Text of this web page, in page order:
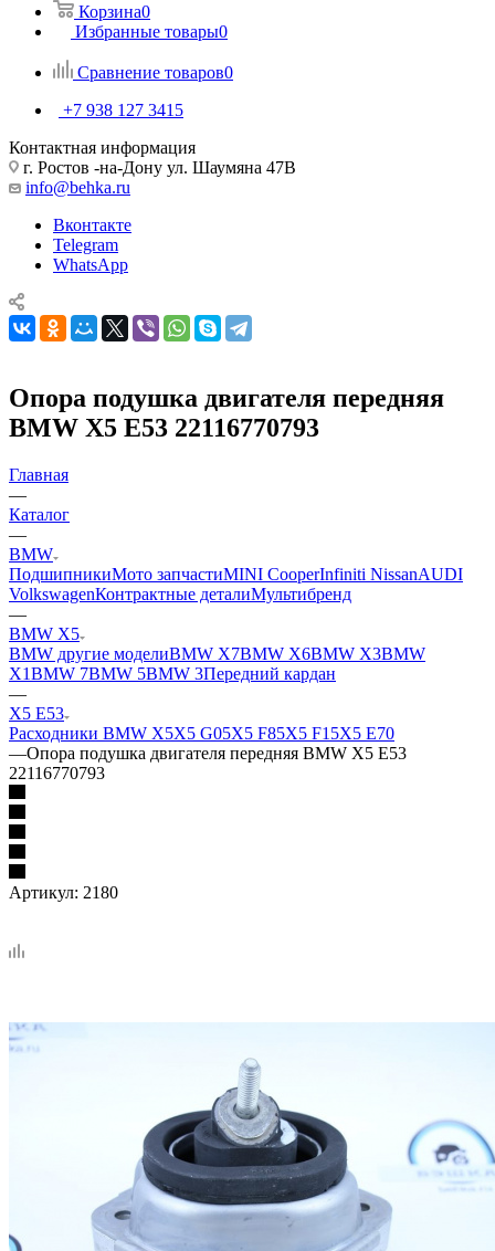
Корзина0
Избранные товары0
Сравнение товаров0
+7 938 127 3415
Контактная информация
г. Ростов -на-Дону ул. Шаумяна 47В
info@behka.ru
Вконтакте
Telegram
WhatsApp
Опора подушка двигателя передняя
BMW X5 E53 22116770793
Главная
—
Каталог
—
BMW
ПодшипникиМото запчастиMINI CooperInfiniti NissanAUDI
VolkswagenКонтрактные деталиМультибренд
—
BMW X5
BMW другие моделиBMW X7BMW X6BMW X3BMW
X1BMW 7BMW 5BMW 3Передний кардан
—
X5 E53
Расходники BMW X5X5 G05X5 F85X5 F15X5 E70
—Опора подушка двигателя передняя BMW X5 E53
22116770793
Артикул: 2180